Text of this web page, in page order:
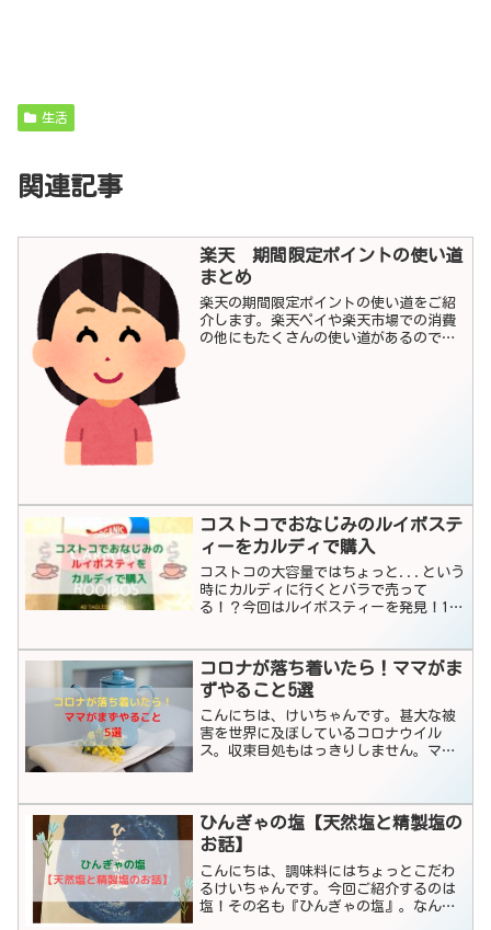
生活
関連記事
楽天 期間限定ポイントの使い道
まとめ
楽天の期間限定ポイントの使い道をご紹
介します。楽天ペイや楽天市場での消費
の他にもたくさんの使い道があるので知
コストコでおなじみのルイボステ
ィーをカルディで購入
コストコの大容量ではちょっと...という
時にカルディに行くとバラで売って
る！？今回はルイボスティーを発見！1つ
コロナが落ち着いたら！ママがま
ずやること5選
こんにちは、けいちゃんです。甚大な被
害を世界に及ぼしているコロナウイル
ス。収束目処もはっきりしません。マス
し、私たちの生活も大きく変わってしま
いました。この被害がたとえ収...
ひんぎゃの塩【天然塩と精製塩の
お話】
こんにちは、調味料にはちょっとこだわ
るけいちゃんです。今回ご紹介するのは
塩！その名も『ひんぎゃの塩』。なんだ